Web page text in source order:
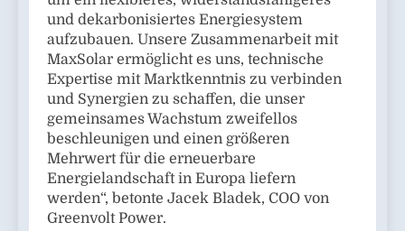
und dekarbonisiertes Energiesystem
aufzubauen. Unsere Zusammenarbeit mit
MaxSolar ermöglicht es uns, technische
Expertise mit Marktkenntnis zu verbinden
und Synergien zu schaffen, die unser
gemeinsames Wachstum zweifellos
beschleunigen und einen größeren
Mehrwert für die erneuerbare
Energielandschaft in Europa liefern
werden“, betonte Jacek Bladek, COO von
Greenvolt Power.